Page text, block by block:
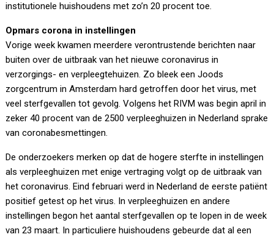
institutionele huishoudens met zo’n 20 procent toe.
Opmars corona in instellingen
Vorige week kwamen meerdere verontrustende berichten naar
buiten over de uitbraak van het nieuwe coronavirus in
verzorgings- en verpleegtehuizen. Zo bleek een Joods
zorgcentrum in Amsterdam hard getroffen door het virus, met
veel sterfgevallen tot gevolg. Volgens het RIVM was begin april in
zeker 40 procent van de 2500 verpleeghuizen in Nederland sprake
van coronabesmettingen.
De onderzoekers merken op dat de hogere sterfte in instellingen
als verpleeghuizen met enige vertraging volgt op de uitbraak van
het coronavirus. Eind februari werd in Nederland de eerste patiënt
positief getest op het virus. In verpleeghuizen en andere
instellingen begon het aantal sterfgevallen op te lopen in de week
van 23 maart. In particuliere huishoudens gebeurde dat al een